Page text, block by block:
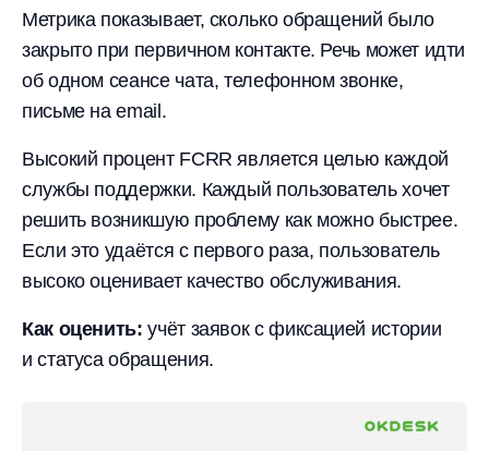
Метрика показывает, сколько обращений было
закрыто при первичном контакте. Речь может идти
об одном сеансе чата, телефонном звонке,
письме на email.
Высокий процент FCRR является целью каждой
службы поддержки. Каждый пользователь хочет
решить возникшую проблему как можно быстрее.
Если это удаётся с первого раза, пользователь
высоко оценивает качество обслуживания.
Как оценить:учёт заявок с фиксацией истории
и статуса обращения.